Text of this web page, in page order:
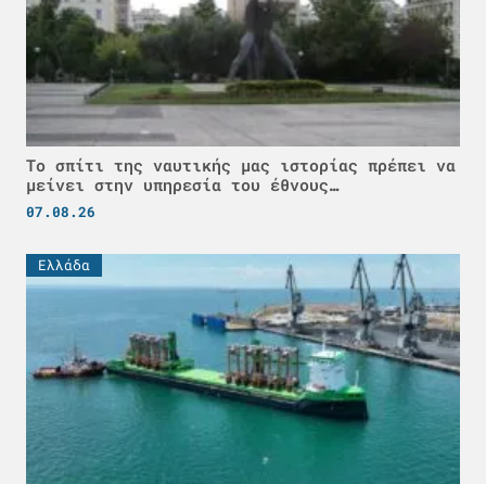
Το σπίτι της ναυτικής μας ιστορίας πρέπει να
μείνει στην υπηρεσία του έθνους…
07.08.26
Ελλάδα